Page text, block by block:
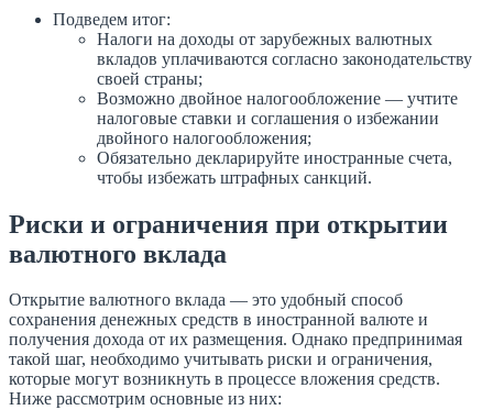
Подведем итог:
Налоги на доходы от зарубежных валютных
вкладов уплачиваются согласно законодательству
своей страны;
Возможно двойное налогообложение — учтите
налоговые ставки и соглашения о избежании
двойного налогообложения;
Обязательно декларируйте иностранные счета,
чтобы избежать штрафных санкций.
Риски и ограничения при открытии
валютного вклада
Открытие валютного вклада — это удобный способ
сохранения денежных средств в иностранной валюте и
получения дохода от их размещения. Однако предпринимая
такой шаг, необходимо учитывать риски и ограничения,
которые могут возникнуть в процессе вложения средств.
Ниже рассмотрим основные из них: